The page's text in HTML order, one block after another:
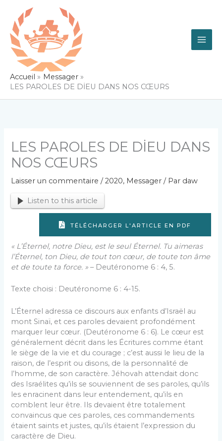
contenu
Accueil
Messager
LES PAROLES DE DİEU DANS NOS CŒURS
LES PAROLES DE DİEU DANS
NOS CŒURS
Laisser un commentaire /2020, Messager / Par daw
Listen to this article
TÉLÉCHARGER L'ARTICLE EN PDF
« L’Éternel, notre Dieu, est le seul Éternel. Tu aimeras
l’Éternel, ton Dieu, de tout ton cœur, de toute ton âme
et de toute ta force. » – Deutéronome 6 : 4, 5.
Texte choisi : Deutéronome 6 : 4-15.
L’Éternel adressa ce discours aux enfants d’Israël au
mont Sinaï, et ces paroles devaient profondément
marquer leur cœur. (Deutéronome 6 : 6). Le cœur est
généralement décrit dans les Écritures comme étant
le siège de la vie et du courage ; c’est aussi le lieu de la
raison, de l’esprit ou disons, de la personnalité de
l’homme, de son caractère. Jéhovah attendait donc
des Israélites qu’ils se souviennent de ses paroles, qu’ils
les enracinent dans leur entendement, qu’ils en
comblent leur être. Ils devaient être totalement
convaincus que ces paroles, ces commandements
étaient saints et justes, qu’ils étaient l’expression du
caractère de Dieu.